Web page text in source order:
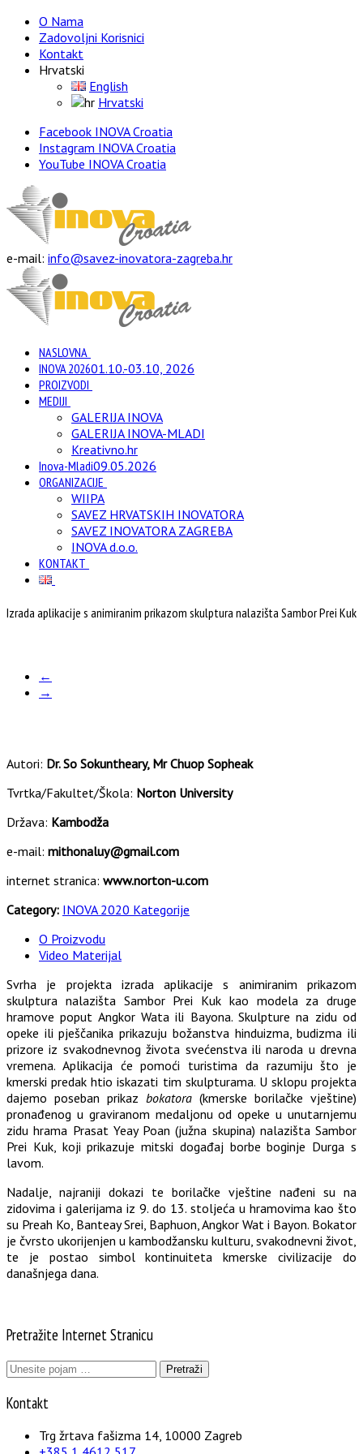
O Nama
Zadovoljni Korisnici
Kontakt
Hrvatski
English
Hrvatski
Facebook INOVA Croatia
Instagram INOVA Croatia
YouTube INOVA Croatia
e-mail: info@savez-inovatora-zagreba.hr
NASLOVNA
INOVA 202601.10.-03.10, 2026
PROIZVODI
MEDIJI
GALERIJA INOVA
GALERIJA INOVA-MLADI
Kreativno.hr
Inova-Mladi09.05.2026
ORGANIZACIJE
WIIPA
SAVEZ HRVATSKIH INOVATORA
SAVEZ INOVATORA ZAGREBA
INOVA d.o.o.
KONTAKT
Izrada aplikacije s animiranim prikazom skulptura nalazišta Sambor Prei Kuk
←
→
Autori: Dr. So Sokuntheary, Mr Chuop Sopheak
Tvrtka/Fakultet/Škola: Norton University
Država: Kambodža
e-mail: mithonaluy@gmail.com
internet stranica: www.norton-u.com
Category: INOVA 2020 Kategorije
O Proizvodu
Video Materijal
Svrha je projekta izrada aplikacije s animiranim prikazom
skulptura nalazišta Sambor Prei Kuk kao modela za druge
hramove poput Angkor Wata ili Bayona. Skulpture na zidu od
opeke ili pješčanika prikazuju božanstva hinduizma, budizma ili
prizore iz svakodnevnog života svećenstva ili naroda u drevna
vremena. Aplikacija će pomoći turistima da razumiju što je
kmerski predak htio iskazati tim skulpturama. U sklopu projekta
dajemo poseban prikaz bokatora (kmerske borilačke vještine)
pronađenog u graviranom medaljonu od opeke u unutarnjemu
zidu hrama Prasat Yeay Poan (južna skupina) nalazišta Sambor
Prei Kuk, koji prikazuje mitski događaj borbe boginje Durga s
lavom.
Nadalje, najraniji dokazi te borilačke vještine nađeni su na
zidovima i galerijama iz 9. do 13. stoljeća u hramovima kao što
su Preah Ko, Banteay Srei, Baphuon, Angkor Wat i Bayon. Bokator
je čvrsto ukorijenjen u kambodžansku kulturu, svakodnevni život,
te je postao simbol kontinuiteta kmerske civilizacije do
današnjega dana.
Pretražite Internet Stranicu
Pretraži:
Kontakt
Trg žrtava fašizma 14, 10000 Zagreb